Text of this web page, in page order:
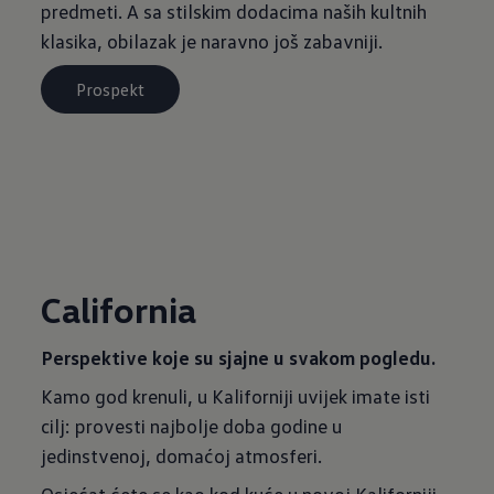
predmeti. A sa stilskim dodacima naših kultnih
klasika, obilazak je naravno još zabavniji.
Prospekt
California
Perspektive koje su sjajne u svakom pogledu.
Kamo god krenuli, u Kaliforniji uvijek imate isti
cilj: provesti najbolje doba godine u
jedinstvenoj, domaćoj atmosferi.